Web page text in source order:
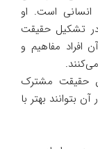
انسانی است. او
تشکیل حقیقت
افراد مفاهیم و
حقیقت مشترک
بهتر با